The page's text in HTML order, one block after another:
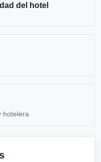
del hotel
hotelera